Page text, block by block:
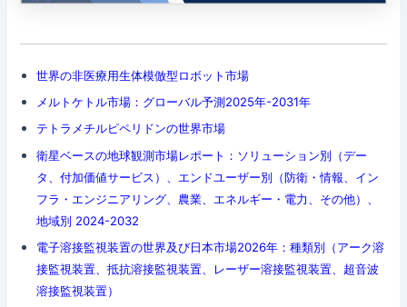
世界の非医療用生体模倣型ロボット市場
メルトケトル市場：グローバル予測2025年-2031年
テトラメチルピペリドンの世界市場
衛星ベースの地球観測市場レポート：ソリューション別（デー
タ、付加価値サービス）、エンドユーザー別（防衛・情報、イン
フラ・エンジニアリング、農業、エネルギー・電力、その他）、
地域別 2024-2032
電子溶接監視装置の世界及び日本市場2026年：種類別（アーク溶
接監視装置、抵抗溶接監視装置、レーザー溶接監視装置、超音波
溶接監視装置）